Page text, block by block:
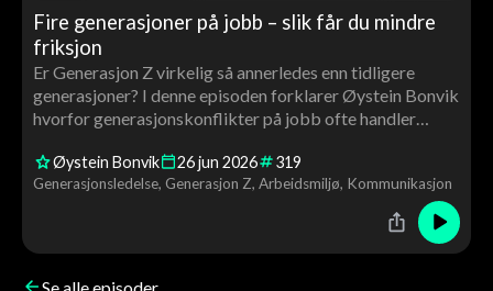
Fire generasjoner på jobb – slik får du mindre
friksjon
Er Generasjon Z virkelig så annerledes enn tidligere
generasjoner? I denne episoden forklarer Øystein Bonvik
hvorfor generasjonskonflikter på jobb ofte handler
kommunikasjon og arbeidslivets utvikling. En praktisk
episode om ledelse, samarbeid og aldersmangfold.
Øystein Bonvik 26jun 2026 319
Generasjonsledelse Generasjon Z Arbeidsmiljø Kommunikasjon
Se alle episoder